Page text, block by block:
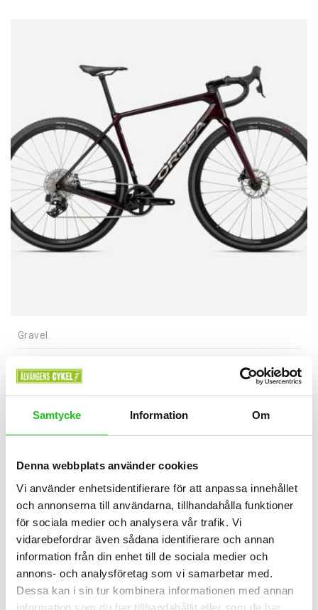
Samtycke Information Om
Denna webbplats använder cookies
Vi använder enhetsidentifierare för att anpassa innehållet
och annonserna till användarna, tillhandahålla funktioner
för sociala medier och analysera vår trafik. Vi
vidarebefordrar även sådana identifierare och annan
information från din enhet till de sociala medier och
annons- och analysföretag som vi samarbetar med.
Dessa kan i sin tur kombinera informationen med annan
information som du har tillhandahållit eller som de har
Gravel
Orbea TERRA M31eTEAM 1X
39 999,00kr